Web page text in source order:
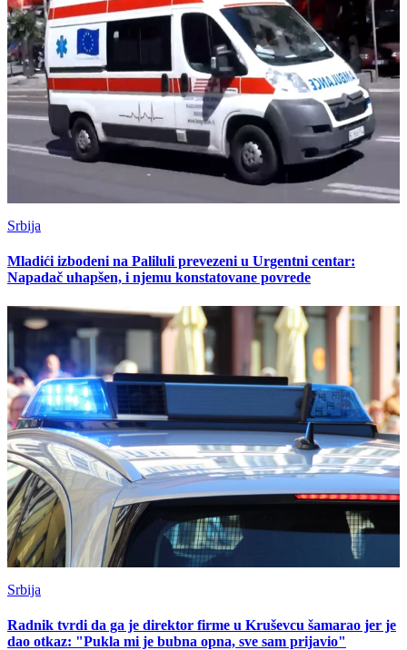
Srbija
Mladići izbodeni na Paliluli prevezeni u Urgentni centar:
Napadač uhapšen, i njemu konstatovane povrede
Srbija
Radnik tvrdi da ga je direktor firme u Kruševcu šamarao jer je
dao otkaz: "Pukla mi je bubna opna, sve sam prijavio"